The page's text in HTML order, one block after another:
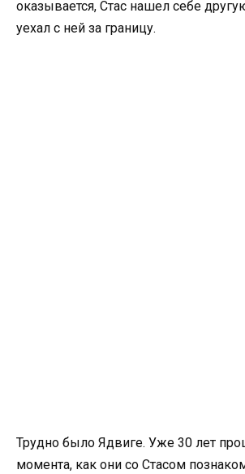
оказывается, Стас нашел себе
уехал с ней за границу.
Трудно было Ядвиге. Уже 30 лет
момента, как они со Стасом